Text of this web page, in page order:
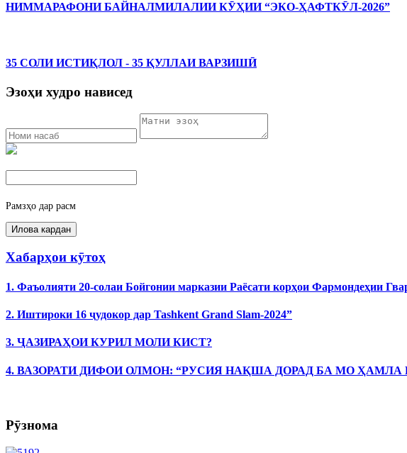
НИММАРАФОНИ БАЙНАЛМИЛАЛИИ КӮҲИИ “ЭКО-ҲАФТКӮЛ-2026”
35 СОЛИ ИСТИҚЛОЛ - 35 ҚУЛЛАИ ВАРЗИШӢ
Эзоҳи худро нависед
Рамзҳо дар расм
Хабарҳои кӯтоҳ
1. Фаъолияти 20-солаи Бойгонии марказии Раёсати корҳои Фармондеҳии
2. Иштироки 16 ҷудокор дар Tashkent Grand Slam-2024”
3. ҶАЗИРАҲОИ КУРИЛ МОЛИ КИСТ?
4. ВАЗОРАТИ ДИФОИ ОЛМОН: “РУСИЯ НАҚША ДОРАД БА МО ҲАМЛА
Рӯзнома